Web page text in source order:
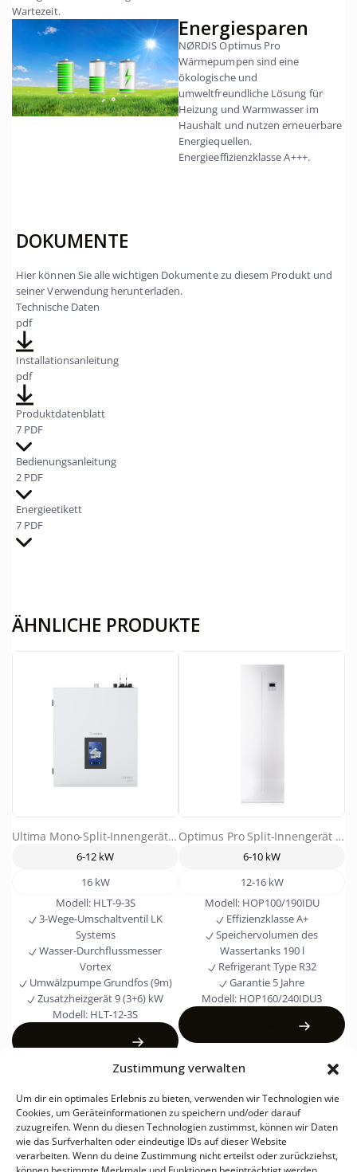
Zustimmung verwalten
Um dir ein optimales Erlebnis zu bieten, verwenden wir Technologien wie
Cookies, um Geräteinformationen zu speichern und/oder darauf
zuzugreifen. Wenn du diesen Technologien zustimmst, können wir Daten
wie das Surfverhalten oder eindeutige IDs auf dieser Website
verarbeiten. Wenn du deine Zustimmung nicht erteilst oder zurückziehst,
Wartezeit.
Energiesparen
NØRDIS Optimus Pro
Wärmepumpen sind eine
ökologische und
umweltfreundliche Lösung für
Heizung und Warmwasser im
Haushalt und nutzen erneuerbare
Energiequellen.
Energieeffizienzklasse A+++.
DOKUMENTE
Hier können Sie alle wichtigen Dokumente zu diesem Produkt und
seiner Verwendung herunterladen.
Technische Daten
pdf
Installationsanleitung
pdf
Produktdatenblatt
7 PDF
Bedienungsanleitung
2 PDF
Energieetikett
7 PDF
ÄHNLICHE PRODUKTE
Ultima Mono-Split-Innengerät ohne Warmwasserspeicher
6-12 kW
16 kW
Modell: HLT-9-3S
3-Wege-Umschaltventil LK
Systems
Wasser-Durchflussmesser
Vortex
UmwälzpumpeGrundfos (9m)
Zusatzheizgerät9 (3+6) kW
Modell: HLT-12-3S
Optimus Pro Split-Innengerät mit Warmwasserspeicher
6-10 kW
12-16 kW
Modell: HOP100/190IDU
EffizienzklasseA+
Speichervolumen des
Wassertanks 190 l
Refrigerant Type R32
Garantie 5 Jahre
Modell: HOP160/240IDU3
KLIMAANLAGEN